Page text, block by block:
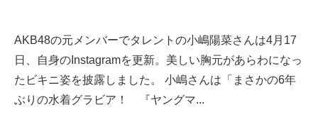
AKB48の元メンバーでタレントの小嶋陽菜さんは4月17
日、自身のInstagramを更新。美しい胸元があらわになっ
たビキニ姿を披露しました。 小嶋さんは「まさかの6年
ぶりの水着グラビア！ 『ヤングマ...